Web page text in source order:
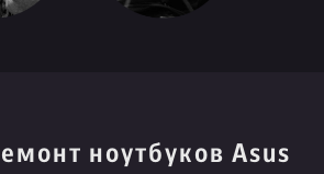
ноутбуков Asus